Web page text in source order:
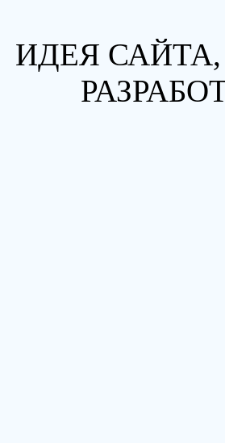
ИДЕЯ САЙТА,